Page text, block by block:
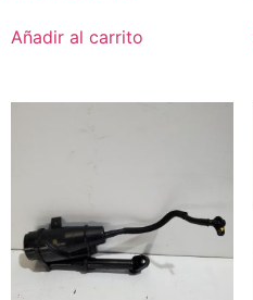
Añadir al carrito